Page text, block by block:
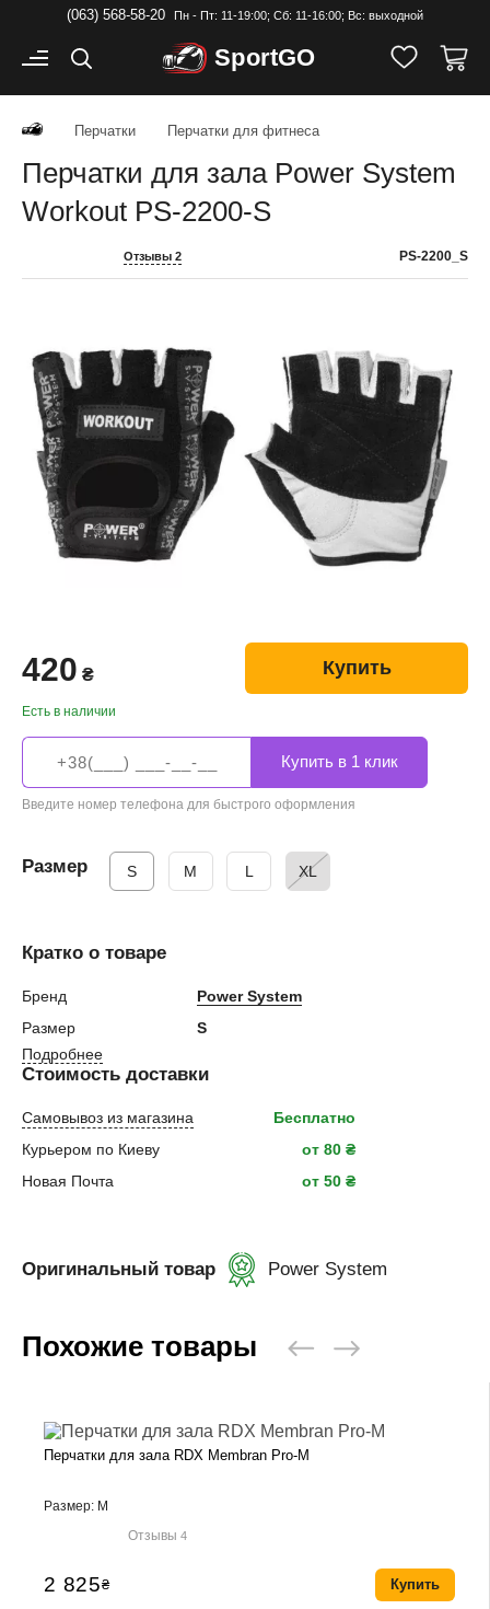
(063) 568-58-20 Пн - Пт: 11-19:00; Cб: 11-16:00; Вс: выходной
SportGO
Перчатки Перчатки для фитнеса
Перчатки для зала Power System
Workout PS-2200-S
Отзывы 2 PS-2200_S
420 ₴
Есть в наличии
Купить
Введите номер телефона для быстрого оформления
Размер S M L XL
Кратко о товаре
Бренд
Power System
Размер
S
Подробнее
Стоимость доставки
Самовывоз из магазина
Бесплатно
Курьером по Киеву
от 80 ₴
Новая Почта
от 50 ₴
Оригинальный товар Power System
Похожие товары
Перчатки для зала RDX Membran Pro-M
Размер: M
Отзывы4
2 825₴ Купить